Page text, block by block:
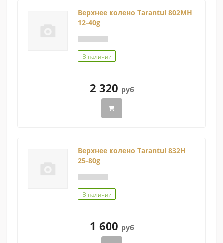
Верхнее колено Tarantul 802MH
12-40g
В наличии
2 320 руб
Верхнее колено Tarantul 832H
25-80g
В наличии
1 600 руб